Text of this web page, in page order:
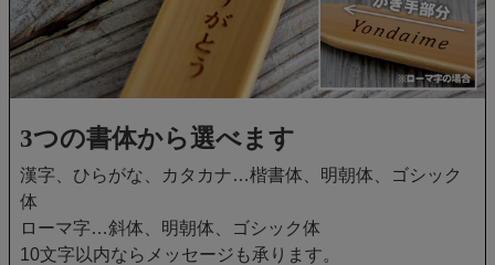
3つの書体から選べます
漢字、ひらがな、カタカナ…楷書体、明朝体、ゴシック
体
ローマ字…斜体、明朝体、ゴシック体
10文字以内ならメッセージも承ります。